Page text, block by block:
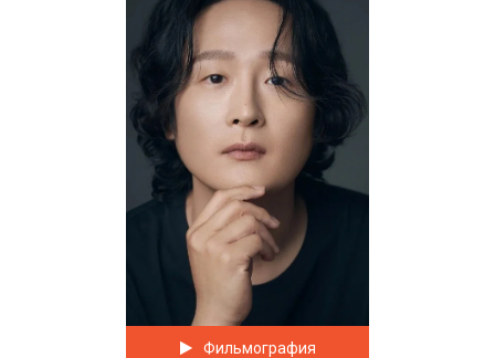
Фильмография